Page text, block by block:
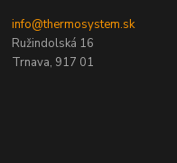
info@thermosystem.sk
Ružindolská 16
Trnava, 917 01